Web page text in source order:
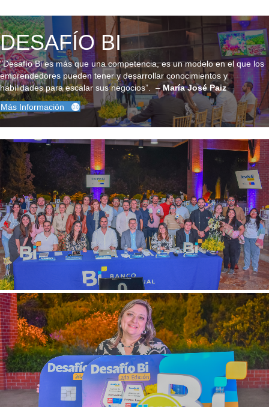
DESAFÍO BI
"Desafío Bi es más que una competencia, es un modelo en el que los
emprendedores pueden tener y desarrollar conocimientos y
habilidades para escalar sus negocios”. –María José Paiz
Más Información